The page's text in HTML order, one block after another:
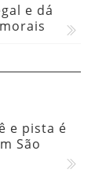
e dá
e pista é
São